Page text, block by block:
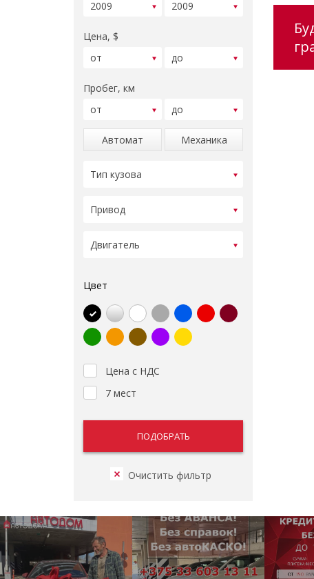
Цена, $
Пробег, км
Автомат Механика
Цвет
Цена с НДС
7 мест